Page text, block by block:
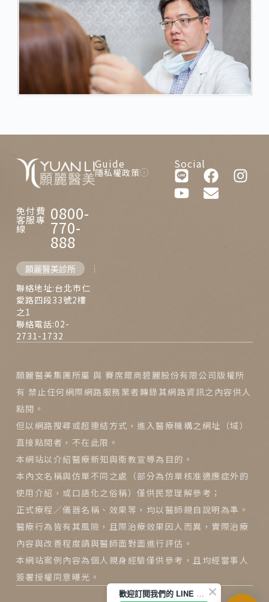
免付費
客服專
線
0800-
770-
888
願麗醫美診所 西門麗思醫美診所
聯絡地址:台北市仁
愛路四段33號2樓
之1
聯絡電話:02-
2731-1732
Guide
隱私權政策
Social
願麗醫美集團所屬 與 賽席爾商碧麗股份有限公司版權所
有 禁止任何網際網路服務業者轉錄其網路資訊之內容供人
點閱。
但以網路搜尋或超連結方式，進入醫療機構之網址（域）
直接點閱者，不在此限。
本網站以介紹醫療新知與衛教宣導為目的。
本內文名稱與仿單不同之處（部分為仿單核准適應症外的
使用介紹，或口語化之俗稱）僅供民眾理解參考；
正式療程／儀器名稱、效果等，均以醫師親自說明為準。
醫療行為皆有其風險，且際治療效果因人而異，實際治療
內容與改善程度請與醫師面對面進行評估。
本網站案例內容為個人親身經驗僅供參考，且均經當事人
簽署授權同意曝光。
歡迎訂閱我們的 LINE 官方帳號